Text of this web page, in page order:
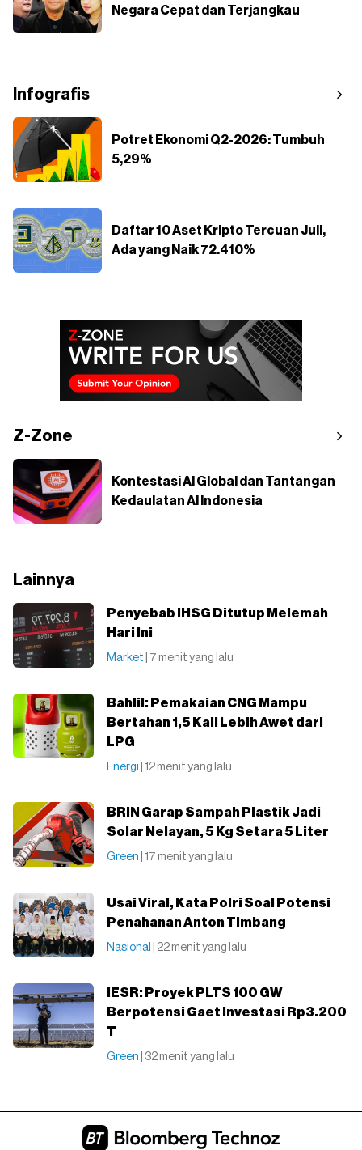
Negara Cepat dan Terjangkau
Infografis
Potret Ekonomi Q2-2026: Tumbuh
5,29%
Daftar 10 Aset Kripto Tercuan Juli,
Ada yang Naik 72.410%
Z-Zone
Kontestasi AI Global dan Tantangan
Kedaulatan AI Indonesia
Lainnya
Penyebab IHSG Ditutup Melemah
Hari Ini
Market | 7 menit yang lalu
Bahlil: Pemakaian CNG Mampu
Bertahan 1,5 Kali Lebih Awet dari
LPG
Energi | 12 menit yang lalu
BRIN Garap Sampah Plastik Jadi
Solar Nelayan, 5 Kg Setara 5 Liter
Green | 17 menit yang lalu
Usai Viral, Kata Polri Soal Potensi
Penahanan Anton Timbang
Nasional | 22 menit yang lalu
IESR: Proyek PLTS 100 GW
Berpotensi Gaet Investasi Rp3.200
T
Green | 32 menit yang lalu